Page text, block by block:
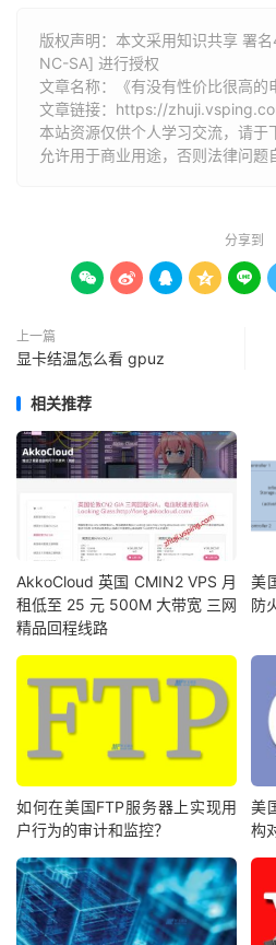
版权声明：本文采用知识共享 署
NC-SA] 进行授权
文章名称：《有没有性价比很高的
文章链接： https://
本站资源仅供个人学习交流，请于
允许用于商业用途，否则法律问题
分享到
    
上一篇
显卡结温怎么看 gpuz
相关推荐
AkkoCloud 英国 CMIN2 VPS 月
租低至 25 元 500M 大带宽 三网
精品回程线路
美
防
如何在美国FTP服务器上实现用
户行为的审计和监控？
美
构